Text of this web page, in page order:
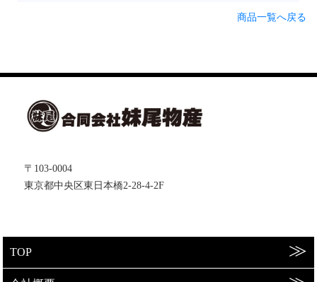
商品一覧へ戻る
〒103-0004
東京都中央区東日本橋2-28-4-2F
TOP